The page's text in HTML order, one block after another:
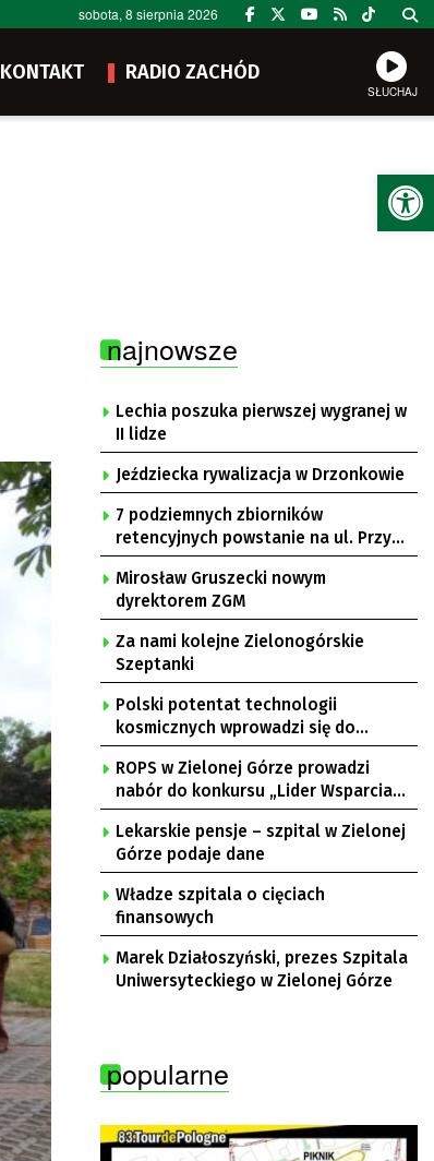
sobota, 8 sierpnia 2026
KONTAKT RADIO ZACHÓD
SŁUCHAJ
najnowsze
Lechia poszuka pierwszej wygranej w
II lidze
Jeździecka rywalizacja w Drzonkowie
7 podziemnych zbiorników
retencyjnych powstanie na ul. Przy
Gazowni
Mirosław Gruszecki nowym
dyrektorem ZGM
Za nami kolejne Zielonogórskie
Szeptanki
Polski potentat technologii
kosmicznych wprowadzi się do
Zielonej Góry
ROPS w Zielonej Górze prowadzi
nabór do konkursu „Lider Wsparcia
Seniora”
Lekarskie pensje – szpital w Zielonej
Górze podaje dane
Władze szpitala o cięciach
finansowych
Marek Działoszyński, prezes Szpitala
Uniwersyteckiego w Zielonej Górze
popularne